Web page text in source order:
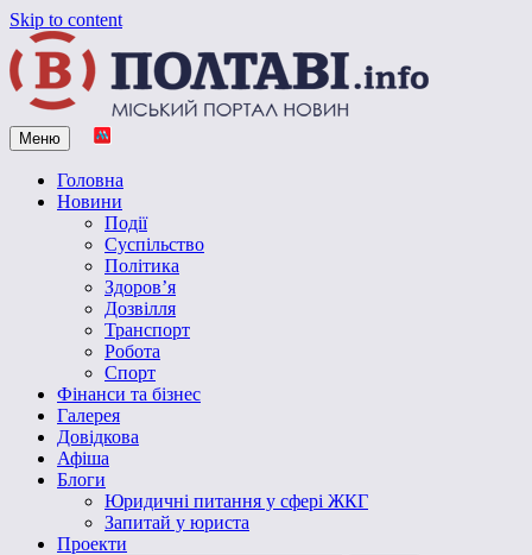
Skip to content
Vpoltave.info
Полтавський портал новин
Меню
Головна
Новини
Події
Суспільство
Політика
Здоров’я
Дозвілля
Транспорт
Робота
Спорт
Фінанси та бізнес
Галерея
Довідкова
Афіша
Блоги
Юридичні питання у сфері ЖКГ
Запитай у юриста
Проекти